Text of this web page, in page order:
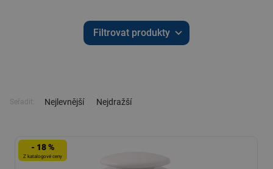
Filtrovat produkty
Seřadit: Nejlevnější Nejdražší
- 18 %
Z katalogové ceny